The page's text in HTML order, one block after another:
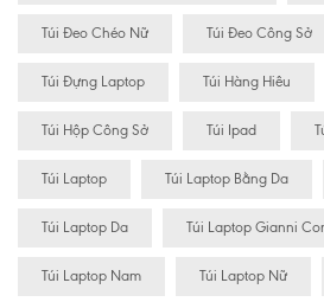
Túi Đeo Chéo Nữ Túi Đeo Công Sở
Túi Đựng Laptop Túi Hàng Hiêu
Túi Hộp Công Sở Túi Ipad
Túi Laptop Túi Laptop Bằng Da
Túi Laptop Da Túi Laptop Gianni
Túi Laptop Nam Túi Laptop Nữ